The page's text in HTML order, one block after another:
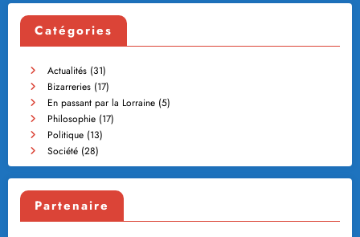
Catégories
Actualités (31)
Bizarreries (17)
En passant par la Lorraine (5)
Philosophie (17)
Politique (13)
Société (28)
Partenaire